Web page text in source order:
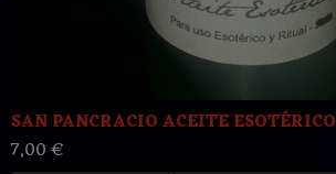
SAN PANCRACIO ACEITE ESOTÉRICO
7,00 €